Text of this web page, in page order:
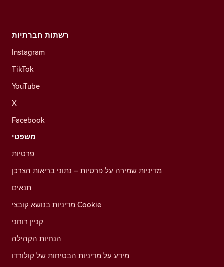
רשתות חברתיות
Instagram
TikTok
YouTube
X
Facebook
משפטי
פרטיות
מדיניות שמירה על פרטיות – נתוני בריאות הצרכן
תנאים
מדיניות בנושא קובצי Cookie
קניין רוחני
הנחיות הקהילה
מידע על מדיניות הבטיחות של קולורדו